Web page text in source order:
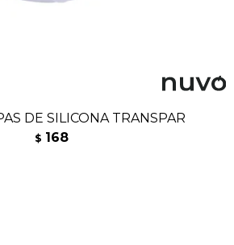
DE SILICONA TRANSPAR
$ 168